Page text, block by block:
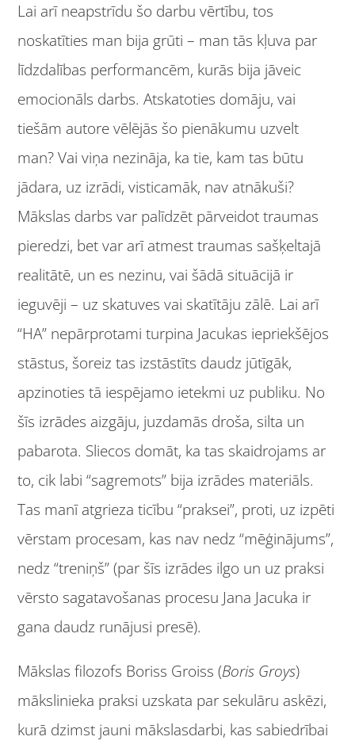
Lai arī neapstrīdu šo darbu vērtību, tos
noskatīties man bija grūti – man tās kļuva par
līdzdalības performancēm, kurās bija jāveic
emocionāls darbs. Atskatoties domāju, vai
tiešām autore vēlējās šo pienākumu uzvelt
man? Vai viņa nezināja, ka tie, kam tas būtu
jādara, uz izrādi, visticamāk, nav atnākuši?
Mākslas darbs var palīdzēt pārveidot traumas
pieredzi, bet var arī atmest traumas sašķeltajā
realitātē, un es nezinu, vai šādā situācijā ir
ieguvēji – uz skatuves vai skatītāju zālē. Lai arī
“HA” nepārprotami turpina Jacukas iepriekšējos
stāstus, šoreiz tas izstāstīts daudz jūtīgāk,
apzinoties tā iespējamo ietekmi uz publiku. No
šīs izrādes aizgāju, juzdamās droša, silta un
pabarota. Sliecos domāt, ka tas skaidrojams ar
to, cik labi “sagremots” bija izrādes materiāls.
Tas manī atgrieza ticību “praksei”, proti, uz izpēti
vērstam procesam, kas nav nedz “mēģinājums”,
nedz “treniņš” (par šīs izrādes ilgo un uz praksi
vērsto sagatavošanas procesu Jana Jacuka ir
gana daudz runājusi presē).
Mākslas filozofs Boriss Groiss (Boris Groys)
mākslinieka praksi uzskata par sekulāru askēzi,
kurā dzimst jauni mākslasdarbi, kas sabiedrībai